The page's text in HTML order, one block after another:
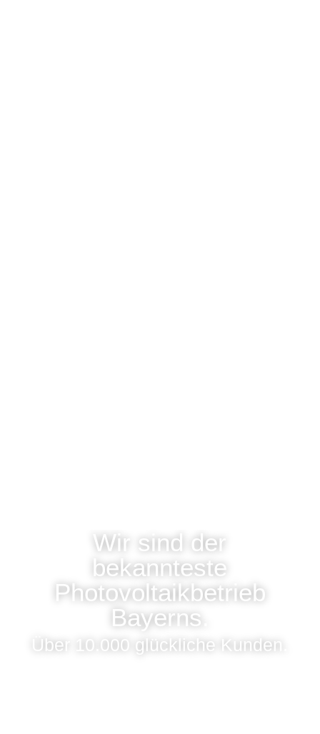
Wir sind der
bekannteste
Photovoltaikbetrieb
Bayerns.
Über 10.000 glückliche Kunden.